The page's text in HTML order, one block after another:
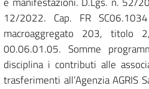
12/2022. Cap. FR
macroaggregato 203, titolo
00.06.01.05. Somme
disciplina i contributi alle
trasferimenti all’Agenzia AGRIS